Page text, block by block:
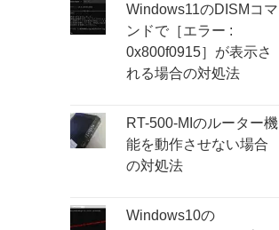
Windows11のDISMコマ
ンドで［エラー :
0x800f0915］が表示さ
れる場合の対処法
RT-500-MIのルーター機
能を動作させない場合
の対処法
Windows10の